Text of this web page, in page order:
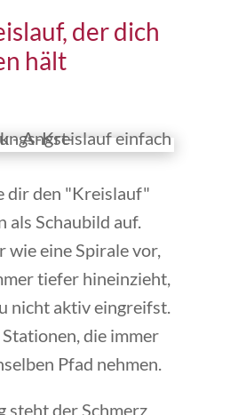
der dich
hält
dir den "Kreislauf"
als Schaubild auf.
wie eine Spirale vor,
tiefer hineinzieht,
nicht aktiv eingreifst.
die immer
Pfad nehmen.
steht der Schmerz